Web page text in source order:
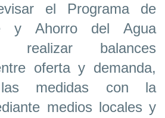
el Programa de
y Ahorro del Agua
realizar balances
oferta y demanda,
las medidas con la
medios locales y